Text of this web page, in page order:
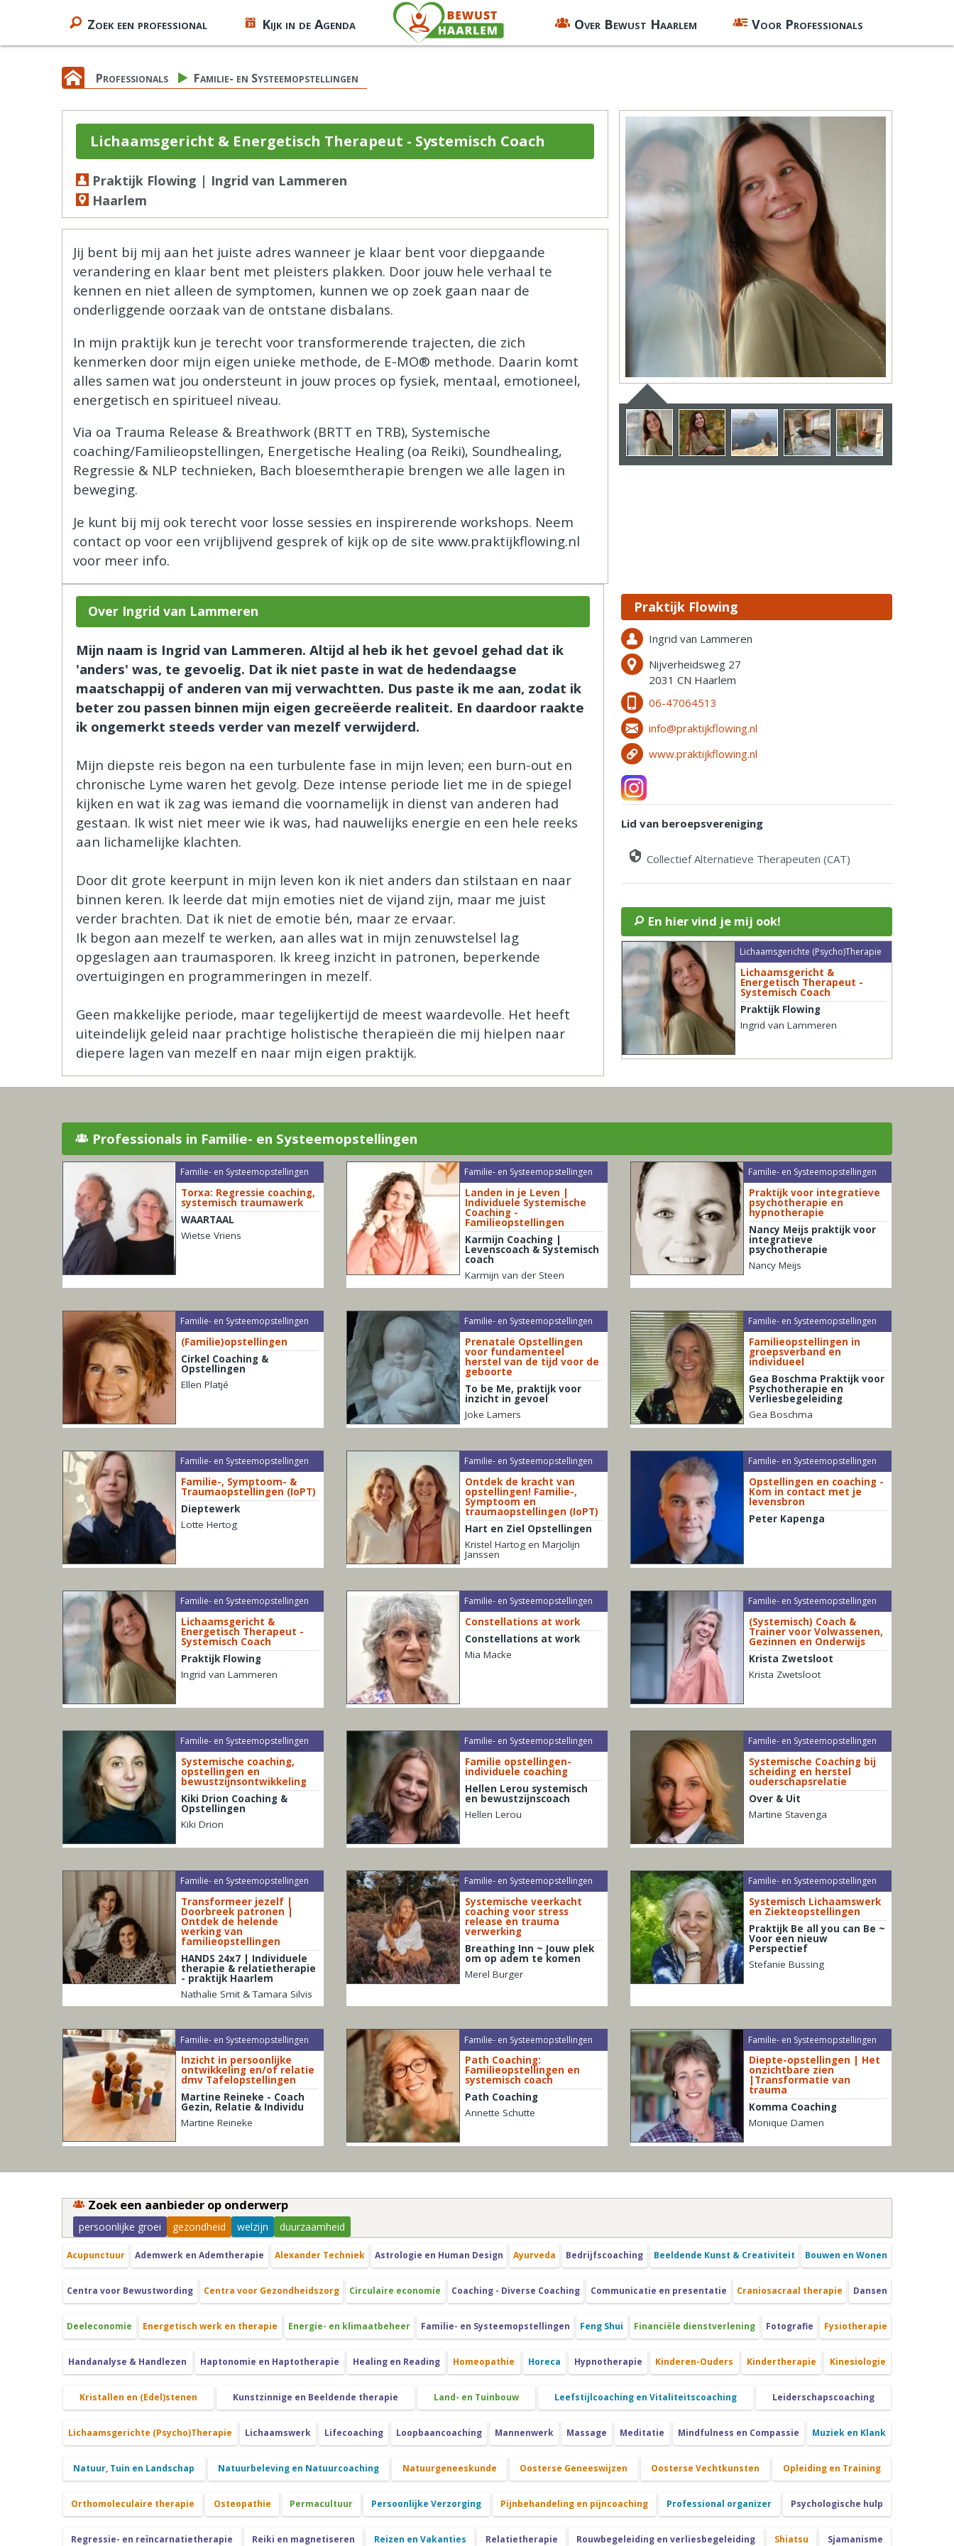
Zoek een professional Kijk in de Agenda Over Bewust Haarlem Voor Professionals
Professionals Familie- en Systeemopstellingen
Lichaamsgericht & Energetisch Therapeut - Systemisch Coach
Praktijk Flowing | Ingrid van Lammeren
Haarlem
Jij bent bij mij aan het juiste adres wanneer je klaar bent voor diepgaande
verandering en klaar bent met pleisters plakken. ​​​Door jouw hele verhaal te
kennen en niet alleen de symptomen, kunnen we op zoek gaan naar de
onderliggende oorzaak van de ontstane disbalans.
In mijn praktijk kun je terecht voor transformerende trajecten, die zich
kenmerken door mijn eigen unieke methode, de E-MO® methode. Daarin komt
alles samen wat jou ondersteunt in jouw proces op fysiek, mentaal, emotioneel,
energetisch en spiritueel niveau.
Via oa Trauma Release & Breathwork (BRTT en TRB), Systemische
coaching/Familieopstellingen, Energetische Healing (oa Reiki), Soundhealing,
Regressie & NLP technieken, Bach bloesemtherapie brengen we alle lagen in
beweging.
Je kunt bij mij ook terecht voor losse sessies en inspirerende workshops. Neem
contact op voor een vrijblijvend gesprek of kijk op de site www.praktijkflowing.nl
voor meer info.
Over Ingrid van Lammeren
Mijn naam is Ingrid van Lammeren. Altijd al heb ik het gevoel gehad dat ik
'anders' was, te gevoelig. Dat ik niet paste in wat de hedendaagse
maatschappij of anderen van mij verwachtten. Dus paste ik me aan, zodat ik
beter zou passen binnen mijn eigen gecreëerde realiteit. En daardoor raakte
ik ongemerkt steeds verder van mezelf verwijderd.
Mijn diepste reis begon na een turbulente fase in mijn leven; een burn-out en
chronische Lyme waren het gevolg. Deze intense periode liet me in de spiegel
kijken en wat ik zag was iemand die voornamelijk in dienst van anderen had
gestaan. Ik wist niet meer wie ik was, had nauwelijks energie en een hele reeks
aan lichamelijke klachten.
Door dit grote keerpunt in mijn leven kon ik niet anders dan stilstaan en naar
binnen keren. Ik leerde dat mijn emoties niet de vijand zijn, maar me juist
verder brachten. Dat ik niet de emotie bén, maar ze ervaar.
Ik begon aan mezelf te werken, aan alles wat in mijn zenuwstelsel lag
opgeslagen aan traumasporen. Ik kreeg inzicht in patronen, beperkende
overtuigingen en programmeringen in mezelf.
Geen makkelijke periode, maar tegelijkertijd de meest waardevolle. Het heeft
uiteindelijk geleid naar prachtige holistische therapieën die mij hielpen naar
diepere lagen van mezelf en naar mijn eigen praktijk.
Praktijk Flowing
Ingrid van Lammeren
Nijverheidsweg 27
2031 CN Haarlem
06-47064513
info@praktijkflowing.nl
www.praktijkflowing.nl
Lid van beroepsvereniging
Collectief Alternatieve Therapeuten (CAT)
En hier vind je mij ook!
Lichaamsgerichte (Psycho)Therapie
Lichaamsgericht &
Energetisch Therapeut -
Systemisch Coach
Praktijk Flowing
Ingrid van Lammeren
Professionals in Familie- en Systeemopstellingen
Familie- en Systeemopstellingen
Torxa: Regressie coaching,
systemisch traumawerk
WAARTAAL
Wietse Vriens
Familie- en Systeemopstellingen
Landen in je Leven |
Individuele Systemische
Coaching -
Familieopstellingen
Karmijn Coaching |
Levenscoach & Systemisch
coach
Karmijn van der Steen
Familie- en Systeemopstellingen
Praktijk voor integratieve
psychotherapie en
hypnotherapie
Nancy Meijs praktijk voor
integratieve
psychotherapie
Nancy Meijs
Familie- en Systeemopstellingen
(Familie)opstellingen
Cirkel Coaching &
Opstellingen
Ellen Platjé
Familie- en Systeemopstellingen
Prenatale Opstellingen
voor fundamenteel
herstel van de tijd voor de
geboorte
To be Me, praktijk voor
inzicht in gevoel
Joke Lamers
Familie- en Systeemopstellingen
Familieopstellingen in
groepsverband en
individueel
Gea Boschma Praktijk voor
Psychotherapie en
Verliesbegeleiding
Gea Boschma
Familie- en Systeemopstellingen
Familie-, Symptoom- &
Traumaopstellingen (IoPT)
Dieptewerk
Lotte Hertog
Familie- en Systeemopstellingen
Ontdek de kracht van
opstellingen! Familie-,
Symptoom en
traumaopstellingen (IoPT)
Hart en Ziel Opstellingen
Kristel Hartog en Marjolijn
Janssen
Familie- en Systeemopstellingen
Opstellingen en coaching -
Kom in contact met je
levensbron
Peter Kapenga
Familie- en Systeemopstellingen
Lichaamsgericht &
Energetisch Therapeut -
Systemisch Coach
Praktijk Flowing
Ingrid van Lammeren
Familie- en Systeemopstellingen
Constellations at work
Constellations at work
Mia Macke
Familie- en Systeemopstellingen
(Systemisch) Coach &
Trainer voor Volwassenen,
Gezinnen en Onderwijs
Krista Zwetsloot
Krista Zwetsloot
Familie- en Systeemopstellingen
Systemische coaching,
opstellingen en
bewustzijnsontwikkeling
Kiki Drion Coaching &
Opstellingen
Kiki Drion
Familie- en Systeemopstellingen
Familie opstellingen-
individuele coaching
Hellen Lerou systemisch
en bewustzijnscoach
Hellen Lerou
Familie- en Systeemopstellingen
Systemische Coaching bij
scheiding en herstel
ouderschapsrelatie
Over & Uit
Martine Stavenga
Familie- en Systeemopstellingen
Transformeer jezelf |
Doorbreek patronen |
Ontdek de helende
werking van
familieopstellingen
HANDS 24x7 | Individuele
therapie & relatietherapie
- praktijk Haarlem
Nathalie Smit & Tamara Silvis
Familie- en Systeemopstellingen
Systemische veerkacht
coaching voor stress
release en trauma
verwerking
Breathing Inn ~ Jouw plek
om op adem te komen
Merel Burger
Familie- en Systeemopstellingen
Systemisch Lichaamswerk
en Ziekteopstellingen
Praktijk Be all you can Be ~
Voor een nieuw
Perspectief
Stefanie Bussing
Familie- en Systeemopstellingen
Inzicht in persoonlijke
ontwikkeling en/of relatie
dmv Tafelopstellingen
Martine Reineke - Coach
Gezin, Relatie & Individu
Martine Reineke
Familie- en Systeemopstellingen
Path Coaching:
Familieopstellingen en
systemisch coach
Path Coaching
Annette Schutte
Familie- en Systeemopstellingen
Diepte-opstellingen | Het
onzichtbare zien
|Transformatie van
trauma
Komma Coaching
Monique Damen
Zoek een aanbieder op onderwerp
persoonlijke groei gezondheid welzijn duurzaamheid
Acupunctuur Ademwerk en Ademtherapie Alexander Techniek Astrologie en Human Design Ayurveda Bedrijfscoaching Beeldende Kunst & Creativiteit Bouwen en Wonen
Centra voor Bewustwording Centra voor Gezondheidszorg Circulaire economie Coaching - Diverse Coaching Communicatie en presentatie Craniosacraal therapie Dansen
Deeleconomie Energetisch werk en therapie Energie- en klimaatbeheer Familie- en Systeemopstellingen Feng Shui Financiële dienstverlening Fotografie Fysiotherapie
Handanalyse & Handlezen Haptonomie en Haptotherapie Healing en Reading Homeopathie Horeca Hypnotherapie Kinderen-Ouders Kindertherapie Kinesiologie
Kristallen en (Edel)stenen Kunstzinnige en Beeldende therapie Land- en Tuinbouw Leefstijlcoaching en Vitaliteitscoaching Leiderschapscoaching
Lichaamsgerichte (Psycho)Therapie Lichaamswerk Lifecoaching Loopbaancoaching Mannenwerk Massage Meditatie Mindfulness en Compassie Muziek en Klank
Natuur, Tuin en Landschap Natuurbeleving en Natuurcoaching Natuurgeneeskunde Oosterse Geneeswijzen Oosterse Vechtkunsten Opleiding en Training
Orthomoleculaire therapie Osteopathie Permacultuur Persoonlijke Verzorging Pijnbehandeling en pijncoaching Professional organizer Psychologische hulp
Regressie- en reïncarnatietherapie Reiki en magnetiseren Reizen en Vakanties Relatietherapie Rouwbegeleiding en verliesbegeleiding Shiatsu Sjamanisme